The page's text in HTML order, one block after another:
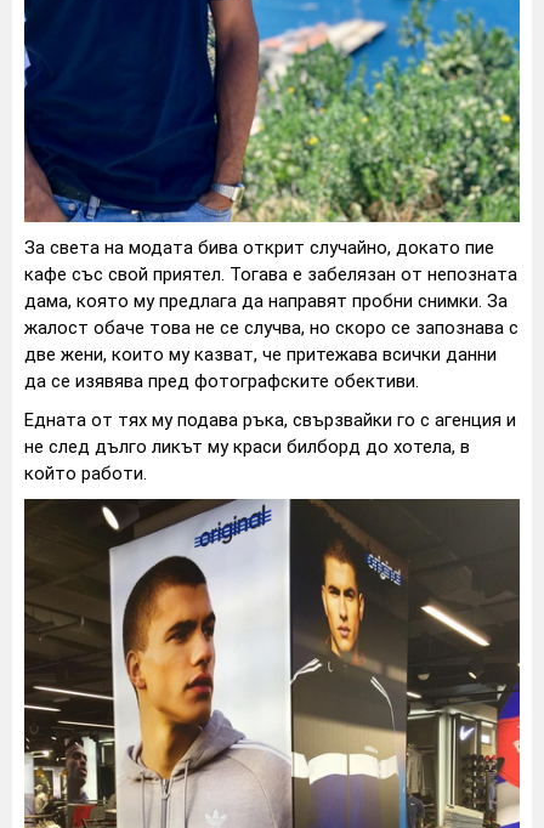
За света на модата бива открит случайно, докато пие
кафе със свой приятел. Тогава е забелязан от непозната
дама, която му предлага да направят пробни снимки. За
жалост обаче това не се случва, но скоро се запознава с
две жени, които му казват, че притежава всички данни
да се изявява пред фотографските обективи.
Едната от тях му подава ръка, свързвайки го с агенция и
не след дълго ликът му краси билборд до хотела, в
който работи.